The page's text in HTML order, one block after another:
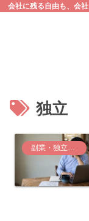
会社に残る自由も、会
独立
副業・独立（稼ぐ戦略）